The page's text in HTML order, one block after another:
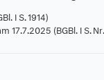
I S. 1914)
17.7.2025 (BGBl. I S.